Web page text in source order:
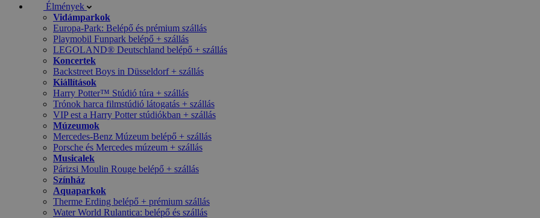
Élmények
Vidámparkok
Europa-Park: Belépő és prémium szállás
Playmobil Funpark belépő + szállás
LEGOLAND® Deutschland belépő + szállás
Koncertek
Backstreet Boys in Düsseldorf + szállás
Kiállítások
Harry Potter™ Stúdió túra + szállás
Trónok harca filmstúdió látogatás + szállás
VIP est a Harry Potter stúdiókban + szállás
Múzeumok
Mercedes-Benz Múzeum belépő + szállás
Porsche és Mercedes múzeum + szállás
Musicalek
Párizsi Moulin Rouge belépő + szállás
Színház
Aquaparkok
Therme Erding belépő + prémium szállás
Water World Rulantica: belépő és szállás